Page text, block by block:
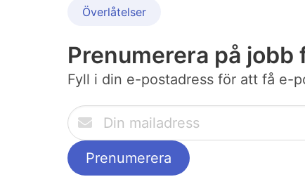
Överlåtelser
Prenumerera på jobb
Fyll i din e-postadress för att få e-